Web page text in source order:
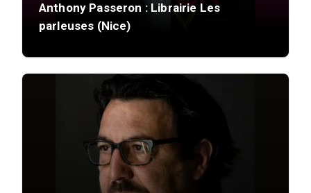
Anthony Passeron : Librairie Les
parleuses (Nice)